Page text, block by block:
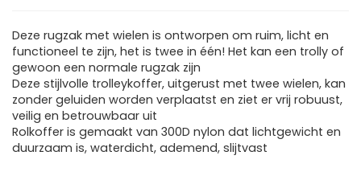
Deze rugzak met wielen is ontworpen om ruim, licht en
functioneel te zijn, het is twee in één! Het kan een trolly of
gewoon een normale rugzak zijn
Deze stijlvolle trolleykoffer, uitgerust met twee wielen, kan
zonder geluiden worden verplaatst en ziet er vrij robuust,
veilig en betrouwbaar uit
Rolkoffer is gemaakt van 300D nylon dat lichtgewicht en
duurzaam is, waterdicht, ademend, slijtvast